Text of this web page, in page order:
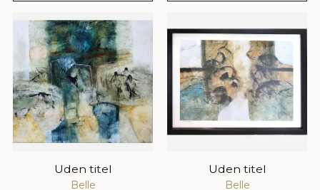
Uden titel
Belle
Uden titel
Belle